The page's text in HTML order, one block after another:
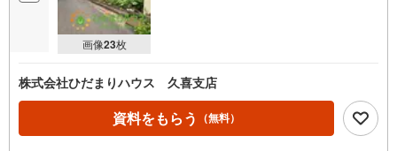
画像23枚
株式会社ひだまりハウス 久喜支店
資料をもらう （無料）